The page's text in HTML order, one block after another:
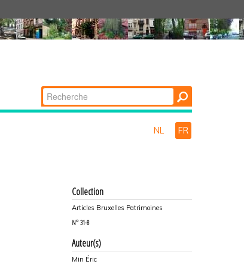
Chercher par
Recherche
NL FR
Collection
Articles Bruxelles Patrimoines
N° 31-8
Auteur(s)
Min Éric